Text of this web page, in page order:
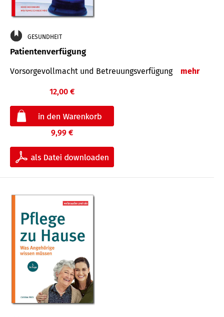
GESUNDHEIT
Patientenverfügung
Vorsorgevollmacht und Betreuungsverfügung mehr
12,00 €
9,99 €